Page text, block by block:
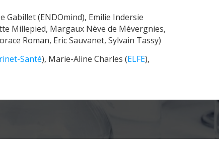
Gabillet (ENDOmind), Emilie Indersie
Millepied, Margaux Nève de Mévergnies,
Roman, Eric Sauvanet, Sylvain Tassy)
Santé), Marie-Aline Charles (ELFE),